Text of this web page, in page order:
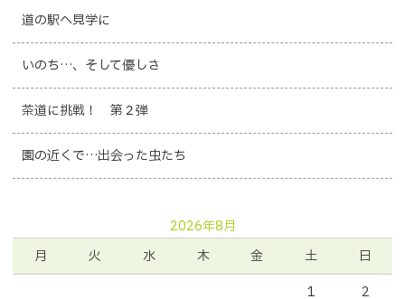
道の駅へ見学に
いのち…、そして優しさ
茶道に挑戦！ 第２弾
園の近くで…出会った虫たち
2026年8月
月
火 水 木 金 土
日
1
2